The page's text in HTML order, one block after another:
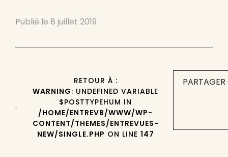
Publié le 8 juillet 2019
RETOUR À :
WARNING: UNDEFINED VARIABLE
$POSTTYPEHUM IN
/HOME/ENTREVB/WWW/WP-
CONTENT/THEMES/ENTREVUES-
NEW/SINGLE.PHP ON LINE 147